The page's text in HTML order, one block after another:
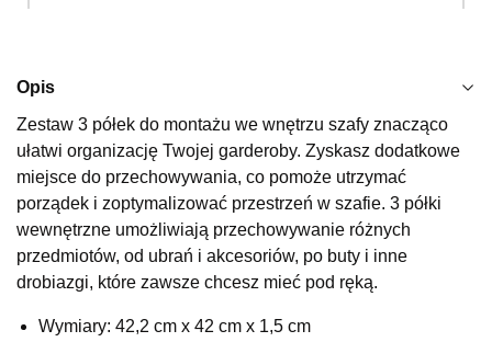
SALON MEBLOWY KUBUŚ
Salon meblowy
UL.RZEMIEŚLNICZA 6
66-470 KOSTRZYN NAD ODRĄ
Nr tel.507103199
Godziny otwarcia
Pn-Pt: 10:00-18:00, Sb: 10:00-14:00
Opis
Zestaw 3 półek do montażu we wnętrzu szafy znacząco
ułatwi organizację Twojej garderoby. Zyskasz dodatkowe
miejsce do przechowywania, co pomoże utrzymać
porządek i zoptymalizować przestrzeń w szafie. 3 półki
wewnętrzne umożliwiają przechowywanie różnych
przedmiotów, od ubrań i akcesoriów, po buty i inne
drobiazgi, które zawsze chcesz mieć pod ręką.
Wymiary: 42,2 cm x 42 cm x 1,5 cm